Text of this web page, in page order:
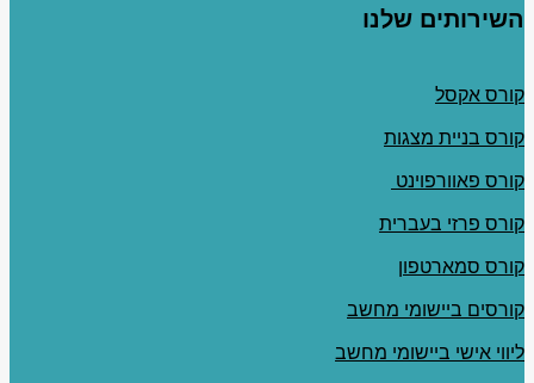
השירותים שלנו
קורס אקסל
קורס בניית מצגות
קורס פאוורפוינט
קורס פרזי בעברית
קורס סמארטפון
קורסים ביישומי מחשב
ליווי אישי ביישומי מחשב